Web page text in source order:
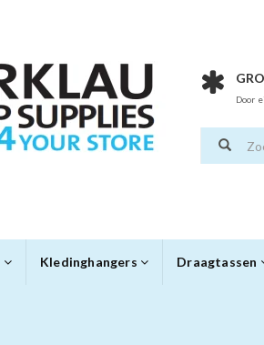
Door
Kledinghangers Draagtassen